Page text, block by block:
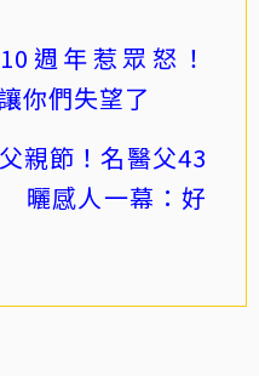
週年惹眾怒！
你們失望了
親節！名醫父43
曬感人一幕：好